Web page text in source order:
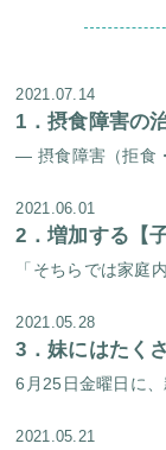
2021.07.14
1． 摂食障害の治療
2021.06.01
2． 増加する【
2021.05.28
3． 妹にはたくさ
2021.05.21